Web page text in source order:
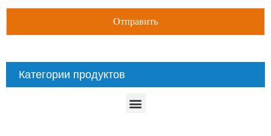
Отправить
Категории продуктов